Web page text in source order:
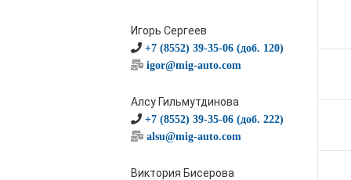
Игорь Сергеев
+7 (8552) 39-35-06 (доб. 120)
igor@mig-auto.com
Алсу Гильмутдинова
+7 (8552) 39-35-06 (доб. 222)
alsu@mig-auto.com
Виктория Бисерова